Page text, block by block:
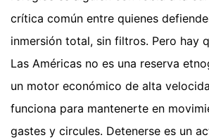
crítica común entre quienes
inmersión total, sin filtros. Pero hay
Las Américas no es una reserva
un motor económico de alta
funciona para mantenerte en
gastes y circules. Detenerse es un